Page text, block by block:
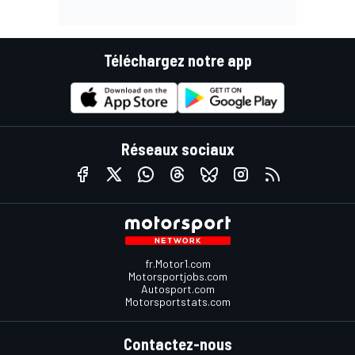
Téléchargez notre app
Réseaux sociaux
fr.Motor1.com
Motorsportjobs.com
Autosport.com
Motorsportstats.com
Contactez-nous